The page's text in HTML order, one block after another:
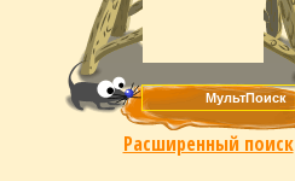
Расширенный поиск